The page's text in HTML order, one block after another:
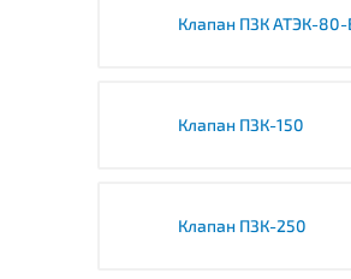
Клапан ПЗК АТЭК-80-
Клапан ПЗК-150
Клапан ПЗК-250